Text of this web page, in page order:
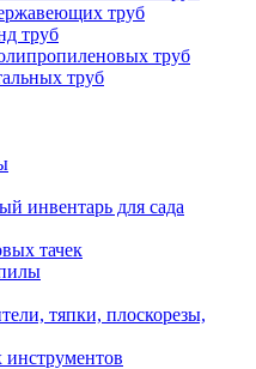
труб
труб
труб
труб
инвентарь для сада
тачек
тяпки, плоскорезы,